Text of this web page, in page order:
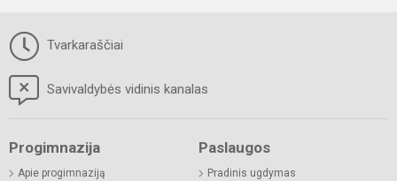
Tvarkaraščiai
Savivaldybės vidinis kanalas
Progimnazija
Apie progimnaziją
Paslaugos
Pradinis ugdymas